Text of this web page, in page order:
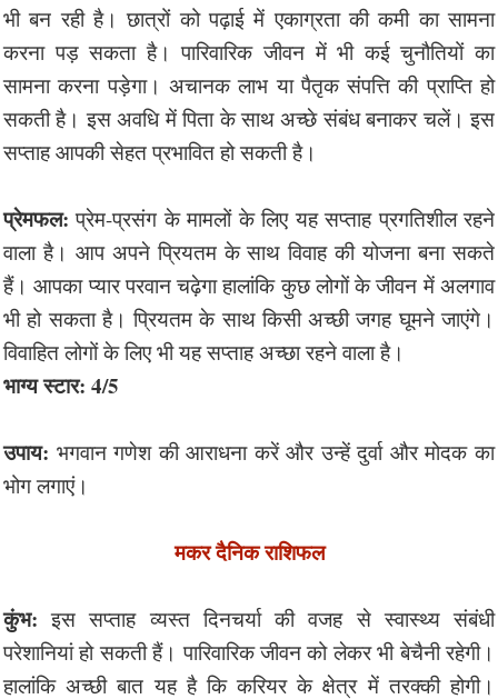
भी बन रही है। छात्रों को पढ़ाई में एकाग्रता की कमी का सामना
करना पड़ सकता है। पारिवारिक जीवन में भी कई चुनौतियों का
सामना करना पड़ेगा। अचानक लाभ या पैतृक संपत्ति की प्राप्ति हो
सकती है। इस अवधि में पिता के साथ अच्छे संबंध बनाकर चलें। इस
सप्ताह आपकी सेहत प्रभावित हो सकती है।
प्रेमफल: प्रेम-प्रसंग के मामलों के लिए यह सप्ताह प्रगतिशील रहने
वाला है। आप अपने प्रियतम के साथ विवाह की योजना बना सकते
हैं। आपका प्यार परवान चढ़ेगा हालांकि कुछ लोगों के जीवन में अलगाव
भी हो सकता है। प्रियतम के साथ किसी अच्छी जगह घूमने जाएंगे।
विवाहित लोगों के लिए भी यह सप्ताह अच्छा रहने वाला है।
भाग्य स्टार: 4/5
उपाय: भगवान गणेश की आराधना करें और उन्हें दुर्वा और मोदक का
भोग लगाएं।
मकर दैनिक राशिफल
कुंभ: इस सप्ताह व्यस्त दिनचर्या की वजह से स्वास्थ्य संबंधी
परेशानियां हो सकती हैं। पारिवारिक जीवन को लेकर भी बेचैनी रहेगी।
हालांकि अच्छी बात यह है कि करियर के क्षेत्र में तरक्की होगी।